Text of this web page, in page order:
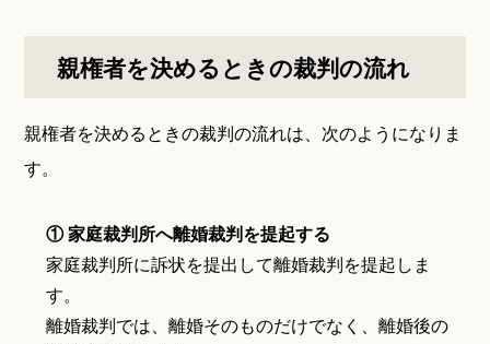
親権者を決めるときの裁判の流れ
親権者を決めるときの裁判の流れは、次のようになりま
す。
① 家庭裁判所へ離婚裁判を提起する
家庭裁判所に訴状を提出して離婚裁判を提起しま
す。
離婚裁判では、離婚そのものだけでなく、離婚後の